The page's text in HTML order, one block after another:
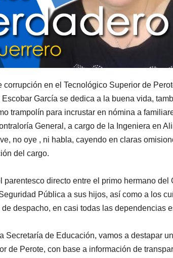
en el Tecnológico Superior de
García se dedica a la buena vida,
trampolín para incrustar en nómina a
General, a cargo de la Ingeniera en
no oye , ni habla, cayendo en claras
del cargo.
parentesco directo entre el primo hermano
Pública a sus hijos, así como a los
despacho, en casi todas las dependencias
Secretaría de Educación, vamos a destapar
de Perote, con base a información de